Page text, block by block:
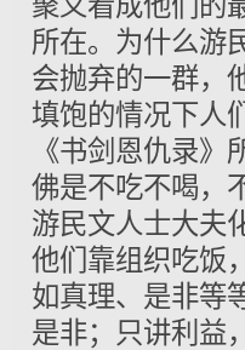
所在。为什么游
会抛弃的一群，
填饱的情况下人
《书剑恩仇录
佛是不吃不喝，
游民文人士大夫
他们靠组织吃饭
如真理、是非等
是非；只讲利益